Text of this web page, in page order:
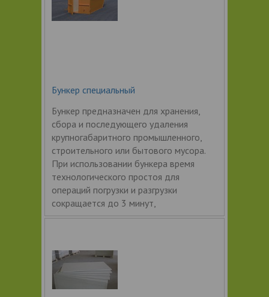
Бункер специальный
Бункер предназначен для хранения,
сбора и последующего удаления
крупногабаритного промышленного,
строительного или бытового мусора.
При использовании бункера время
технологического простоя для
операций погрузки и разгрузки
сокращается до 3 минут,